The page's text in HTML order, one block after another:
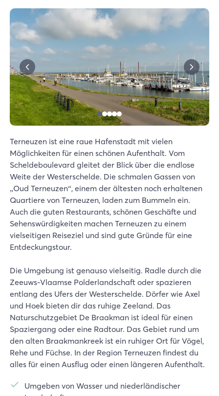
Terneuzen ist eine raue Hafenstadt mit vielen
Möglichkeiten für einen schönen Aufenthalt. Vom
Scheldeboulevard gleitet der Blick über die endlose
Weite der Westerschelde. Die schmalen Gassen von
„Oud Terneuzen“, einem der ältesten noch erhaltenen
Quartiere von Terneuzen, laden zum Bummeln ein.
Auch die guten Restaurants, schönen Geschäfte und
Sehenswürdigkeiten machen Terneuzen zu einem
vielseitigen Reiseziel und sind gute Gründe für eine
Entdeckungstour.
Die Umgebung ist genauso vielseitig. Radle durch die
Zeeuws-Vlaamse Polderlandschaft oder spazieren
entlang des Ufers der Westerschelde. Dörfer wie Axel
und Hoek bieten dir das ruhige Zeeland. Das
Naturschutzgebiet De Braakman ist ideal für einen
Spaziergang oder eine Radtour. Das Gebiet rund um
den alten Braakmankreek ist ein ruhiger Ort für Vögel,
Rehe und Füchse. In der Region Terneuzen findest du
alles für einen Ausflug oder einen längeren Aufenthalt.
Umgeben von Wasser und niederländischer